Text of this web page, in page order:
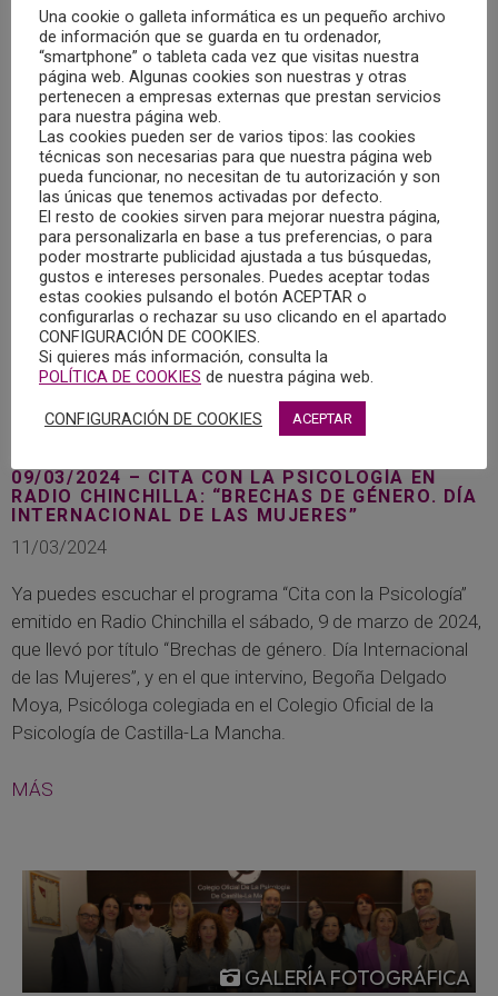
MÁS
09/03/2024 – CITA CON LA PSICOLOGÍA EN
RADIO CHINCHILLA: “BRECHAS DE GÉNERO. DÍA
INTERNACIONAL DE LAS MUJERES”
11/03/2024
Ya puedes escuchar el programa “Cita con la Psicología”
emitido en Radio Chinchilla el sábado, 9 de marzo de 2024,
que llevó por título “Brechas de género. Día Internacional
de las Mujeres”, y en el que intervino, Begoña Delgado
Moya, Psicóloga colegiada en el Colegio Oficial de la
Psicología de Castilla-La Mancha.
MÁS
GALERÍA FOTOGRÁFICA
Una cookie o galleta informática es un pequeño archivo
de información que se guarda en tu ordenador,
“smartphone” o tableta cada vez que visitas nuestra
página web. Algunas cookies son nuestras y otras
pertenecen a empresas externas que prestan servicios
para nuestra página web.
Las cookies pueden ser de varios tipos: las cookies
técnicas son necesarias para que nuestra página web
pueda funcionar, no necesitan de tu autorización y son
las únicas que tenemos activadas por defecto.
El resto de cookies sirven para mejorar nuestra página,
para personalizarla en base a tus preferencias, o para
poder mostrarte publicidad ajustada a tus búsquedas,
gustos e intereses personales. Puedes aceptar todas
estas cookies pulsando el botón ACEPTAR o
configurarlas o rechazar su uso clicando en el apartado
CONFIGURACIÓN DE COOKIES.
Si quieres más información, consulta la
POLÍTICA DE COOKIES de nuestra página web.
CONFIGURACIÓN DE COOKIES ACEPTAR